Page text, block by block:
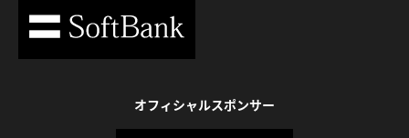
オフィシャルスポンサー